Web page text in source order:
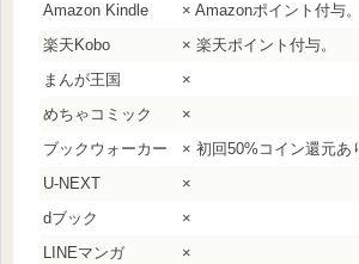
Amazon Kindle
× Amazonポイント付与。
楽天Kobo
× 楽天ポイント付与。
まんが王国
×
めちゃコミック
×
ブックウォーカー
× 初回50%コイン還元あ
U-NEXT
×
dブック
×
LINEマンガ
×